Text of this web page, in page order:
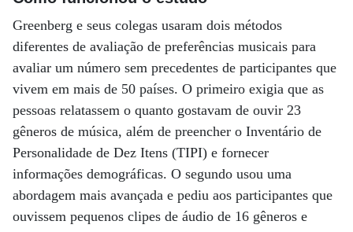
Greenberg e seus colegas usaram dois métodos
diferentes de avaliação de preferências musicais para
avaliar um número sem precedentes de participantes que
vivem em mais de 50 países. O primeiro exigia que as
pessoas relatassem o quanto gostavam de ouvir 23
gêneros de música, além de preencher o Inventário de
Personalidade de Dez Itens (TIPI) e fornecer
informações demográficas. O segundo usou uma
abordagem mais avançada e pediu aos participantes que
ouvissem pequenos clipes de áudio de 16 gêneros e